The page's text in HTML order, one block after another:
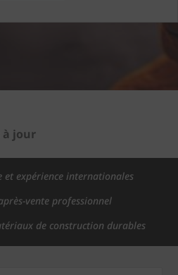
à jour
et expérience internationales
vente professionnel
de construction durables